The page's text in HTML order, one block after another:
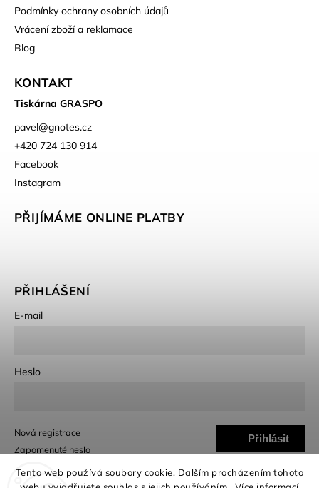
Tento web používá soubory cookie. Dalším procházením tohoto
Podmínky ochrany osobních údajů
Vrácení zboží a reklamace
Blog
KONTAKT
Tiskárna GRASPO
pavel@gnotes.cz
+420 724 130 914
Facebook
Instagram
PŘIJÍMÁME ONLINE PLATBY
PŘIHLÁŠENÍ
E-mail
Heslo
Přihlásit
Nová registrace
Zapomenuté heslo